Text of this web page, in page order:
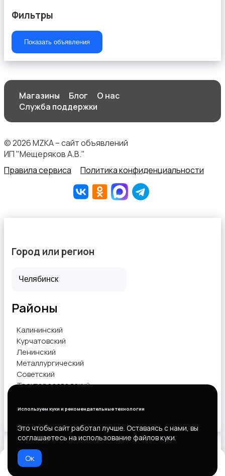
Футболки и поло
Штаны и шорты
Другое
Фильтры
Показать объявления
Магазины Блог
О нас
Служба поддержки
© 2026 MZKA – сайт объявлений
ИП "Мещеряков А.В."
Правила сервиса
Политика конфиденциальности
Используем куки и рекомендательные технологии
Это чтобы сайт работал лучше. Оставаясь с нами, вы
соглашаетесь на использование файлов куки.
Ок
Город или регион
Районы
Калининский
Курчатовский
Ленинский
Металлургический
Советский
Тракторозаводский
Показать объявления
Выберите способ оплаты